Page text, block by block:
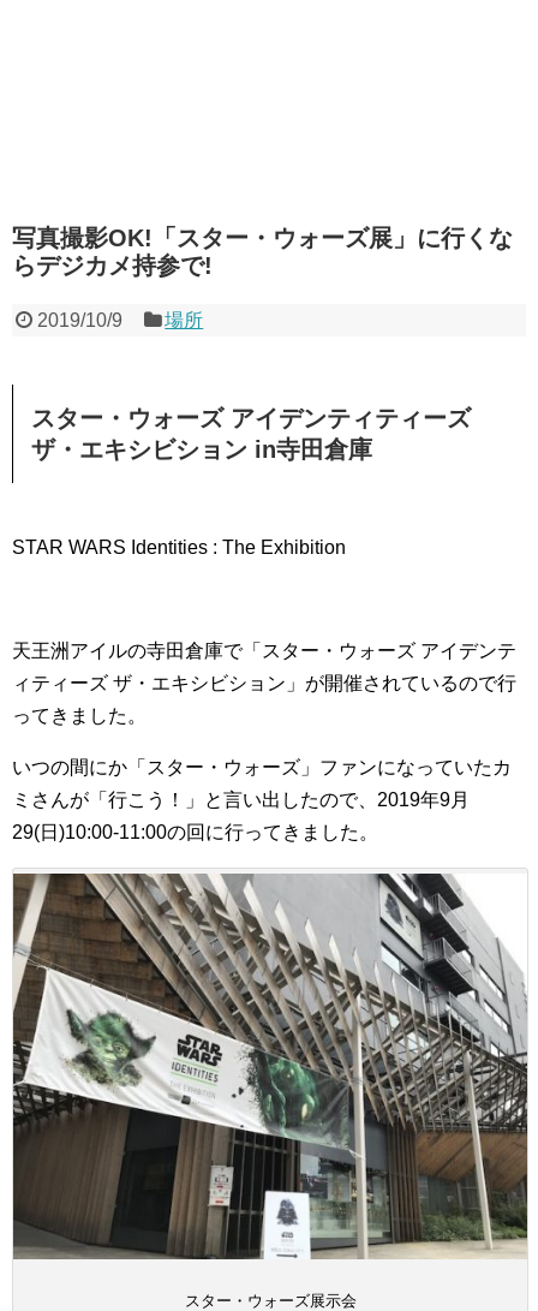
写真撮影OK!「スター・ウォーズ展」に行くな
らデジカメ持参で!
2019/10/9 場所
スター・ウォーズ アイデンティティーズ
ザ・エキシビション in寺田倉庫
STAR WARS Identities : The Exhibition
天王洲アイルの寺田倉庫で「スター・ウォーズ アイデンテ
ィティーズ ザ・エキシビション」が開催されているので行
ってきました。
いつの間にか「スター・ウォーズ」ファンになっていたカ
ミさんが「行こう！」と言い出したので、2019年9月
29(日)10:00-11:00の回に行ってきました。
スター・ウォーズ展示会